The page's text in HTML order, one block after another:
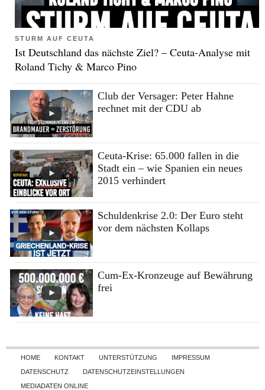
STURM AUF CEUTA
Ist Deutschland das nächste Ziel? – Ceuta-Analyse mit
Roland Tichy & Marco Pino
Club der Versager: Peter Hahne
rechnet mit der CDU ab
Ceuta-Krise: 65.000 fallen in die
Stadt ein – wie Spanien ein neues
2015 verhindert
Schuldenkrise 2.0: Der Euro steht
vor dem nächsten Kollaps
Cum-Ex-Kronzeuge auf Bewährung
frei
Skip to content
HOME KONTAKT UNTERSTÜTZUNG
IMPRESSUM
DATENSCHUTZ
DATENSCHUTZEINSTELLUNGEN
MEDIADATEN ONLINE